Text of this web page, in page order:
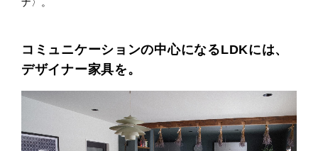
ナ〉。
コミュニケーションの中心になるLDKには、
デザイナー家具を。